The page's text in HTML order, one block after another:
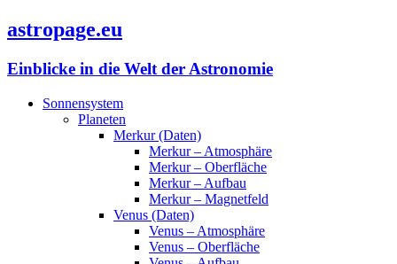
astropage.eu
Einblicke in die Welt der Astronomie
Sonnensystem
Planeten
Merkur (Daten)
Merkur – Atmosphäre
Merkur – Oberfläche
Merkur – Aufbau
Merkur – Magnetfeld
Venus (Daten)
Venus – Atmosphäre
Venus – Oberfläche